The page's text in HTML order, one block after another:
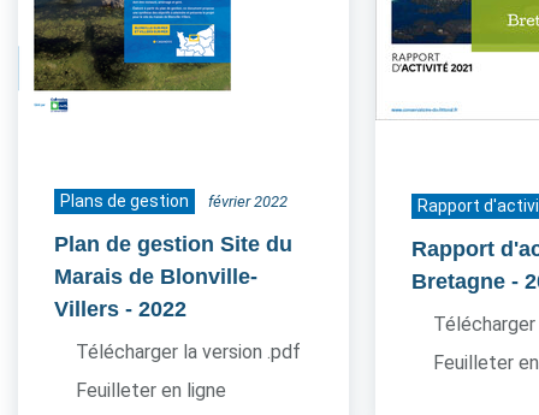
Plans de gestion février 2022
Plan de gestion Site du
Marais de Blonville-
Villers - 2022
Télécharger la version .pdf
Feuilleter en ligne
Rapport
Rapport
Bretagne -
Feuilleter